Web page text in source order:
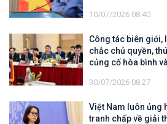
10/07/2026 08:40
Công tác biên giới,
chắc chủ quyền,
củng cố hòa bình
30/07/2026 08:27
Việt Nam luôn ủng
tranh chấp về giải